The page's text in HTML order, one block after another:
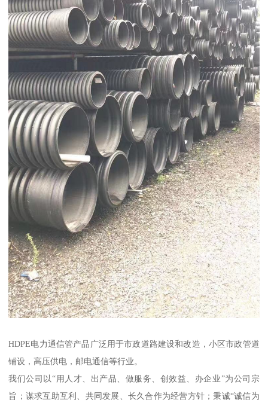
HDPE电力通信管产品广泛用于市政道路建设和改造，小区市政管道
铺设，高压供电，邮电通信等行业。
我们公司以“用人才、出产品、做服务、创效益、办企业”为公司宗
旨；谋求互助互利、共同发展、长久合作为经营方针；秉诚“诚信为